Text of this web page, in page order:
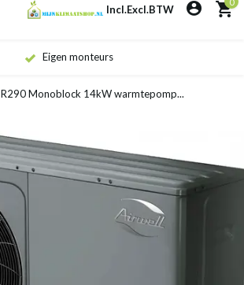
Incl.Excl.BTW
Eigen monteurs
R290 Monoblock 14kW warmtepomp...